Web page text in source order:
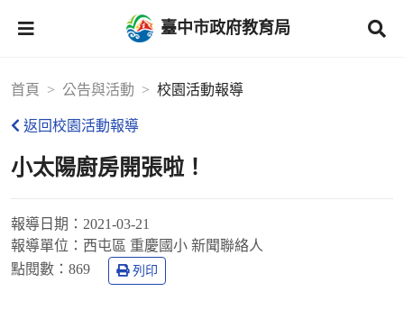
臺中市政府教育局
首頁 公告與活動 校園活動報導
返回校園活動報導
小太陽廚房開張啦！
報導日期： 2021-03-21
報導單位： 西屯區 重慶國小 新聞聯絡人
點閱數： 869 列印